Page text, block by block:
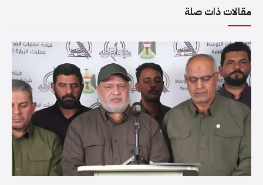
مقالات ذات صلة